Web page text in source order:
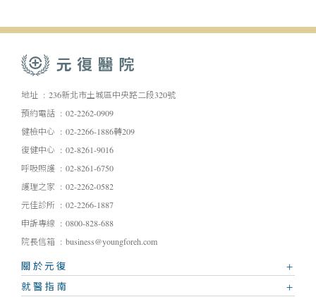
地址
236新北市土城區中央路二段320號
預約電話
02-2262-0909
健檢中心
02-2266-1886轉209
復健中心
02-8261-9016
呼吸照護
02-8261-6750
護理之家
02-2262-0582
元佳診所
02-2266-1887
申訴專線
0800-828-688
院長信箱
business@youngforeh.com
關於元復
就醫指南